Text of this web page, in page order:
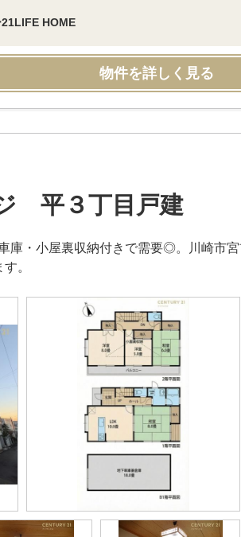
HOME
物件を詳しく見る
平３丁目戸建
庫・小屋裏収納付きで需要◎。川崎市
。